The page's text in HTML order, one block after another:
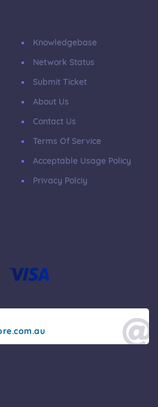
Knowledgebase
Network Status
Submit Ticket
About Us
Contact Us
Terms Of Service
Acceptable Usage Policy
Privacy Polciy